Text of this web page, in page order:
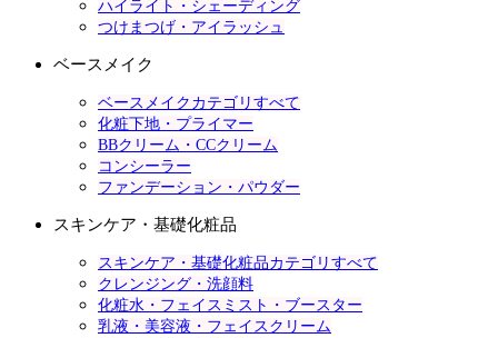
ハイライト・シェーディング
つけまつげ・アイラッシュ
ベースメイク
ベースメイクカテゴリすべて
化粧下地・プライマー
BBクリーム・CCクリーム
コンシーラー
ファンデーション・パウダー
スキンケア・基礎化粧品
スキンケア・基礎化粧品カテゴリすべて
クレンジング・洗顔料
化粧水・フェイスミスト・ブースター
乳液・美容液・フェイスクリーム